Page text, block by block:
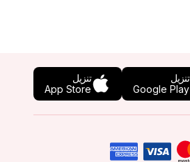
تنزيل
Google Play
تنزيل
App Store